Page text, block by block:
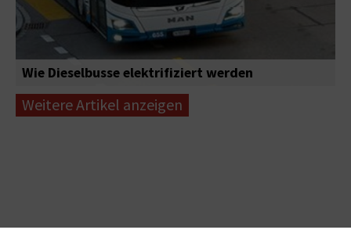
Wie Dieselbusse elektrifiziert werden
Weitere Artikel anzeigen